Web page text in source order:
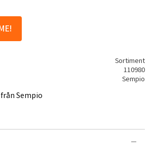
Sortiment
110980
Sempio
Sempio